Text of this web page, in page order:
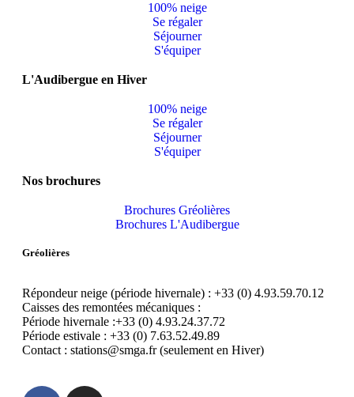
100% neige
Se régaler
Séjourner
S'équiper
L'Audibergue en Hiver
100% neige
Se régaler
Séjourner
S'équiper
Nos brochures
Brochures Gréolières
Brochures L'Audibergue
Gréolières
Répondeur neige (période hivernale) : +33 (0) 4.93.59.70.12
Caisses des remontées mécaniques :
Période hivernale :+33 (0) 4.93.24.37.72
Période estivale : +33 (0) 7.63.52.49.89
Contact : stations@smga.fr (seulement en Hiver)